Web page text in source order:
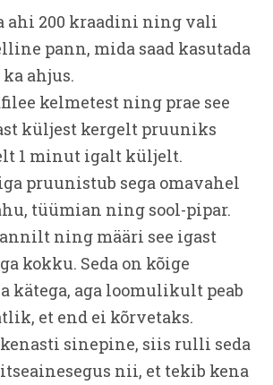
ahi 200 kraadini ning vali
pann, mida saad kasutada
ahjus.
kelmetest ning prae see
küljest kergelt pruuniks
1 minut igalt küljelt.
pruunistub sega omavahel
tüümian ning sool-pipar.
ning määri see igast
kokku. Seda on kõige
kätega, aga loomulikult peab
et end ei kõrvetaks.
sinepine, siis rulli seda
nii, et tekib kena